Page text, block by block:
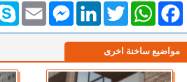
Email
MessengerLinkedInTwitterWhatsAppFacebook
مواضيع ساخنة اخرى